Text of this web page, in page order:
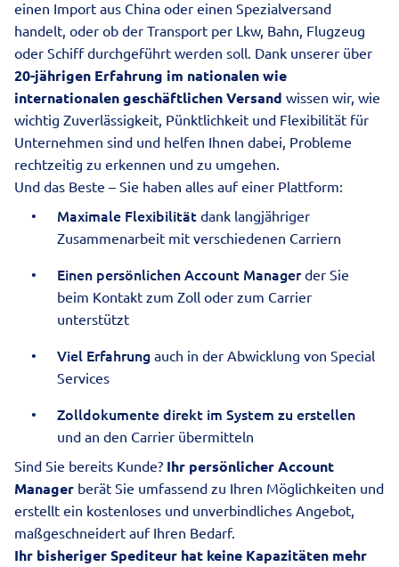
einen Import aus China oder einen Spezialversand
handelt, oder ob der Transport per Lkw, Bahn, Flugzeug
oder Schiff durchgeführt werden soll. Dank unserer über
20-jährigen Erfahrung im nationalen wie
internationalengeschäftlichen Versand wissen wir, wie
wichtig Zuverlässigkeit, Pünktlichkeit und Flexibilität für
Unternehmen sind und helfen Ihnen dabei, Probleme
rechtzeitig zu erkennen und zu umgehen.
Und das Beste – Sie haben alles auf einer Plattform:
Maximale Flexibilität dank langjähriger
Zusammenarbeit mit verschiedenen Carriern
Einen persönlichen Account Managerder Sie
beim Kontakt zum Zoll oder zum Carrier
unterstützt
Viel Erfahrung auch in der Abwicklung von Special
Services
Zolldokumente direkt im System zu erstellen
und an den Carrier übermitteln
Sind Sie bereits Kunde? Ihr persönlicher Account
Manager berät Sie umfassend zu Ihren Möglichkeiten und
erstellt ein kostenloses und unverbindliches Angebot,
maßgeschneidert auf Ihren Bedarf.
Ihr bisheriger Spediteur hat keine Kapazitäten mehr